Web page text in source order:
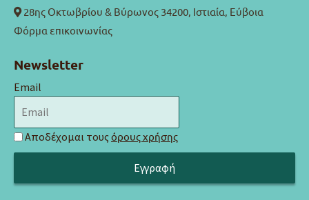
28ης Οκτωβρίου & Βύρωνος 34200, Ιστιαία, Εύβοια
Φόρμα επικοινωνίας
Newsletter
Email
Αποδέχομαι τους όρους χρήσης